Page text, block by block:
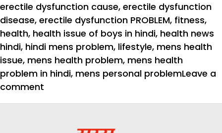
erectile dysfunction cause, erectile dysfunction
disease, erectile dysfunction PROBLEM, fitness,
health, health issue of boys in hindi, health news
hindi, hindi mens problem, lifestyle, mens health
issue, mens health problem, mens health
problem in hindi, mens personal problemLeave a
comment